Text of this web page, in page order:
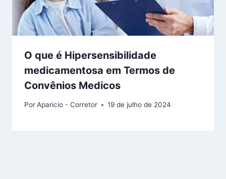
O que é Hipersensibilidade
medicamentosa em Termos de
Convênios Medicos
PorAparicio - Corretor 19 de julho de 2024